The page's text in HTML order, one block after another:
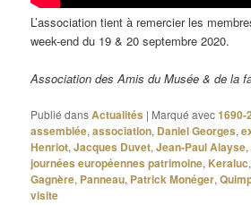
L’association tient à remercier les
week-end du 19 & 20 septembre 2020.
Association des Amis du Musée & de la
Publié dansActualités | Marqué avec1690-
assemblée,association, Daniel Georges,
Henriot,Jacques Duvet,Jean-Paul Alayse,
journées européennes patrimoine, Keraluc
Gagnère, Panneau, Patrick Monéger,
visite